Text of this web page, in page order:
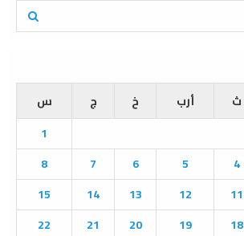
E
A
R
C
H
ث أرب خ ج
س
1
4
5
6
7
8
11
12
13
14
15
18
19
20
21
22